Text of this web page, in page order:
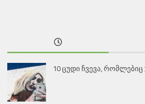
10 ცუდი ჩვევა,